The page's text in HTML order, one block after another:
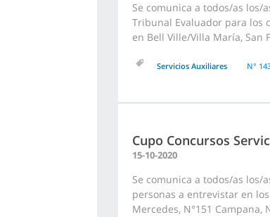
Se comunica a todos/as los/
Tribunal Evaluador para los
en Bell Ville/Villa María, San
Servicios Auxiliares N°
Cupo Concursos
15-10-2020
Se comunica a todos/as los/
personas a entrevistar en
Mercedes, N°151 Campana,